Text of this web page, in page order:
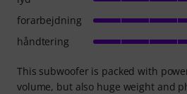
This subwoofer is packed with
volume, but also huge weight and
forarbejdning
håndtering